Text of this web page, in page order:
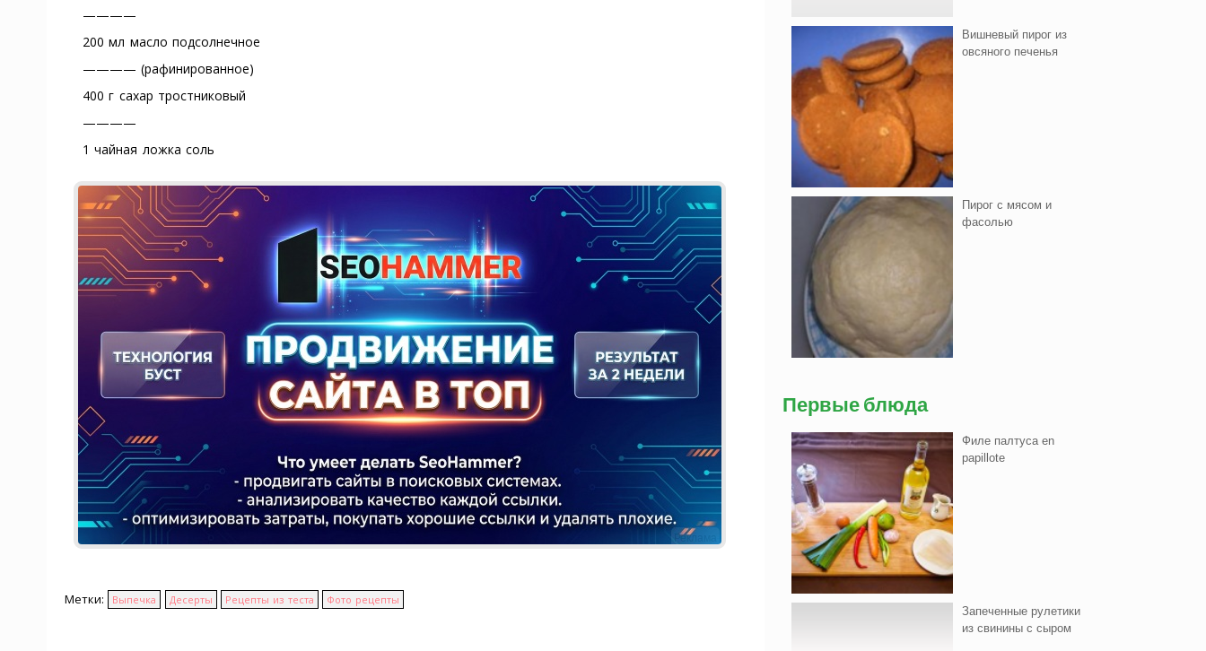
————
200 мл масло подсолнечное
———— (рафинированное)
400 г сахар тростниковый
————
1 чайная ложка соль
Реклама
Метки: Выпечка Десерты Рецепты из теста Фото рецепты
Вишнeвый пирог из
овсяного печенья
Пирог с мясом и
фасолью
Первые блюда
Филе палтуса en
papillote
Запеченные рулетики
из свинины с сыром